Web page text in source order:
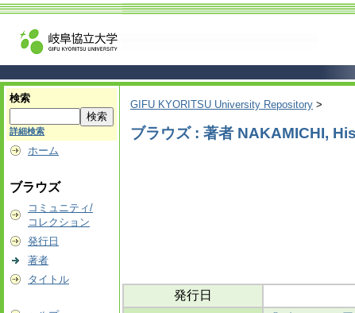
検索
詳細検索
ホーム
ブラウズ
コミュニティ/
コレクション
発行日
著者
タイトル
GIFU KYORITSU University Repository >
ブラウズ : 著者 NAKAMICHI,
発行日